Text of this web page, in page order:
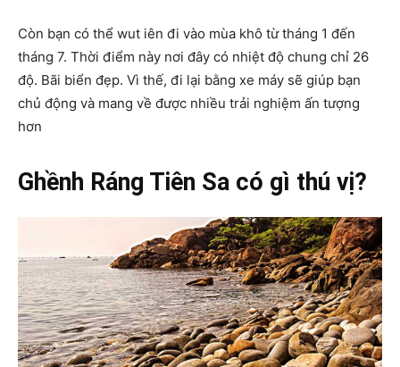
Còn bạn có thể wut iên đi vào mùa khô từ tháng 1 đến
tháng 7. Thời điểm này nơi đây có nhiệt độ chung chỉ 26
độ. Bãi biển đẹp. Vì thế, đi lại bằng xe máy sẽ giúp bạn
chủ động và mang về được nhiều trải nghiệm ấn tượng
hơn
Ghềnh Ráng Tiên Sa có gì thú vị?